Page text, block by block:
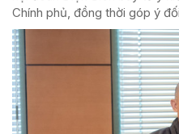
Chính phủ, đồng thời góp ý